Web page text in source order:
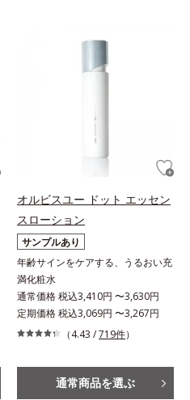
オルビスユー ドット エッセン
スローション
サンプルあり
年齢サインをケアする、うるおい充
満化粧水
通常価格 税込3,410円 〜3,630円
定期価格 税込3,069円 〜3,267円
（4.43 /719件）
通常商品を選ぶ